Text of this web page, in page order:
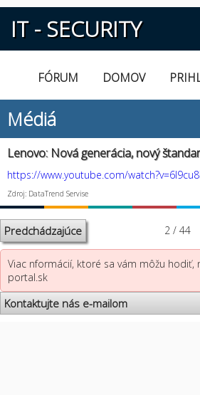
IT - SECURITY
FÓRUM DOMOV
Médiá
Lenovo: Nová generácia, nový
https://www.youtube.com/
Zdroj: DataTrend Servise
Predchádzajúce 2 / 44
Viac nformácií, ktoré sa vám môžu
portal.sk
Kontaktujte nás e-mailom